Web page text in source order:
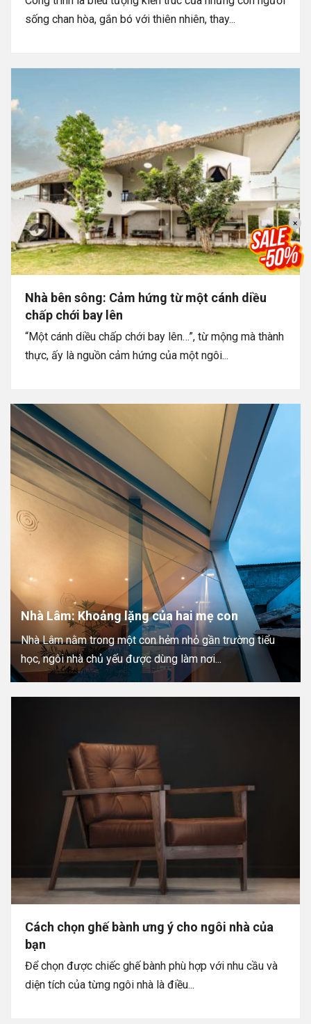
sống chan hòa, gắn bó với thiên nhiên, thay...
Nhà bên sông: Cảm hứng từ một cánh diều
chấp chới bay lên
“Một cánh diều chấp chới bay lên…”, từ mộng mà thành
thực, ấy là nguồn cảm hứng của một ngôi...
Nhà Lâm: Khoảng lặng của hai mẹ con
Nhà Lâm nằm trong một con hẻm nhỏ gần trường tiểu
học, ngôi nhà chủ yếu được dùng làm nơi...
Cách chọn ghế bành ưng ý cho ngôi nhà của
bạn
Để chọn được chiếc ghế bành phù hợp với nhu cầu và
diện tích của từng ngôi nhà là điều...
×